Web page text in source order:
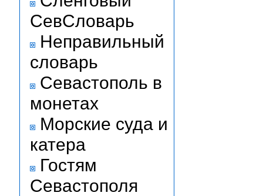
СевСловарь
Неправильный
словарь
Севастополь в
монетах
Морские суда и
катера
Гостям
Севастополя